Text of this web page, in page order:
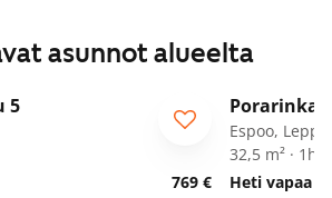
asunnot alueelta
5
769 €
Espoo,
32,5 m² ·
Heti vapaa